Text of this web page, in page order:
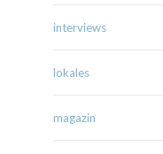
interviews
lokales
magazin